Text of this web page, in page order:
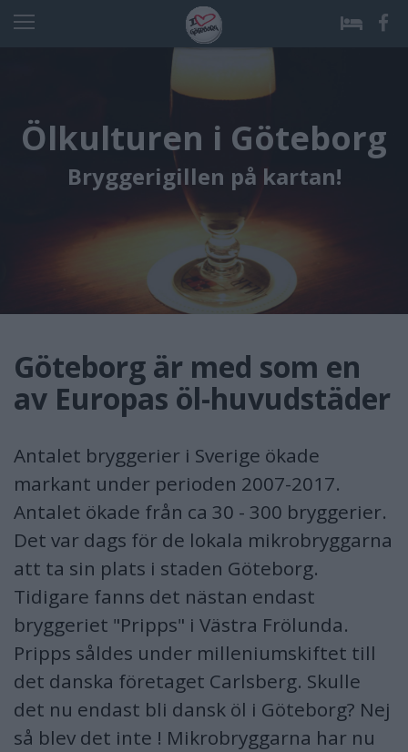
Ölkulturen i Göteborg
Bryggerigillen på kartan!
Göteborg är med som en
av Europas öl-huvudstäder
Antalet bryggerier i Sverige ökade
markant under perioden 2007-2017.
Antalet ökade från ca 30 - 300 bryggerier.
Det var dags för de lokala mikrobryggarna
att ta sin plats i staden Göteborg.
Tidigare fanns det nästan endast
bryggeriet "Pripps" i Västra Frölunda.
Pripps såldes under milleniumskiftet till
det danska företaget Carlsberg. Skulle
det nu endast bli dansk öl i Göteborg? Nej
så blev det inte ! Mikrobryggarna har nu